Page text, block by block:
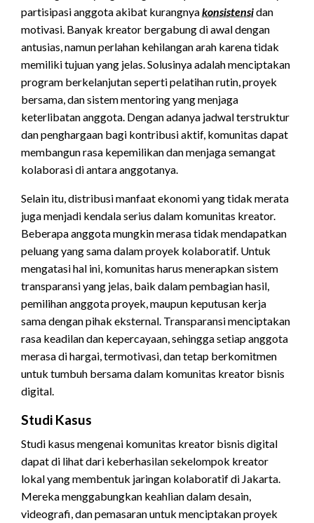
partisipasi anggota akibat kurangnyakonsistensidan
motivasi. Banyak kreator bergabung di awal dengan
antusias, namun perlahan kehilangan arah karena tidak
memiliki tujuan yang jelas. Solusinya adalah menciptakan
program berkelanjutan seperti pelatihan rutin, proyek
bersama, dan sistem mentoring yang menjaga
keterlibatan anggota. Dengan adanya jadwal terstruktur
dan penghargaan bagi kontribusi aktif, komunitas dapat
membangun rasa kepemilikan dan menjaga semangat
kolaborasi di antara anggotanya.
Selain itu, distribusi manfaat ekonomi yang tidak merata
juga menjadi kendala serius dalam komunitas kreator.
Beberapa anggota mungkin merasa tidak mendapatkan
peluang yang sama dalam proyek kolaboratif. Untuk
mengatasi hal ini, komunitas harus menerapkan sistem
transparansi yang jelas, baik dalam pembagian hasil,
pemilihan anggota proyek, maupun keputusan kerja
sama dengan pihak eksternal. Transparansi menciptakan
rasa keadilan dan kepercayaan, sehingga setiap anggota
merasa di hargai, termotivasi, dan tetap berkomitmen
untuk tumbuh bersama dalam komunitas kreator bisnis
digital.
Studi Kasus
Studi kasus mengenai komunitas kreator bisnis digital
dapat di lihat dari keberhasilan sekelompok kreator
lokal yang membentuk jaringan kolaboratif di Jakarta.
Mereka menggabungkan keahlian dalam desain,
videografi, dan pemasaran untuk menciptakan proyek